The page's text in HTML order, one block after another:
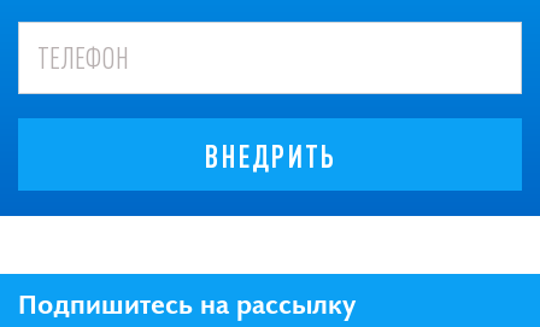
ВНЕДРИТЬ
Подпишитесь на рассылку